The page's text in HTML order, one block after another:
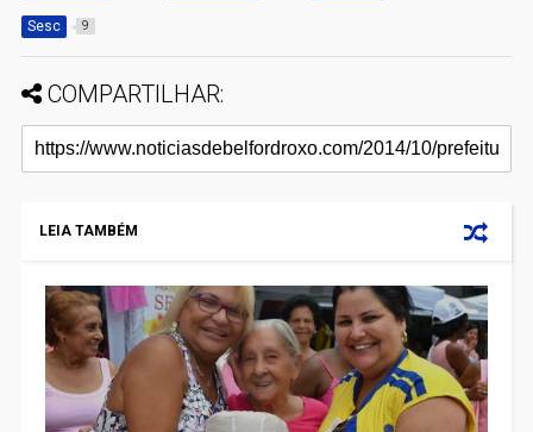
Sesc 9
COMPARTILHAR:
LEIA TAMBÉM